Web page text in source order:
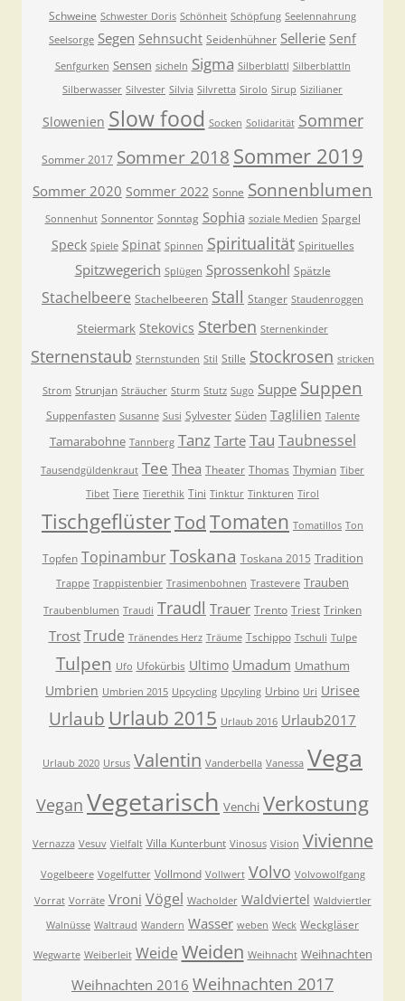
Schweine Schwester Doris Schönheit Schöpfung Seelennahrung
Seelsorge Segen Sehnsucht Seidenhühner Sellerie Senf
Senfgurken Sensen sicheln Sigma Silberblattl Silberblattln
Silberwasser Silvester Silvia Silvretta Sirolo Sirup Sizilianer
Slowenien Slow food Socken Solidarität Sommer
Sommer 2017 Sommer 2018 Sommer 2019
Sommer 2020 Sommer 2022 Sonne Sonnenblumen
Sonnenhut Sonnentor Sonntag Sophia soziale Medien Spargel
Speck Spiele Spinat Spinnen Spiritualität Spirituelles
Spitzwegerich Splügen Sprossenkohl Spätzle
Stachelbeere Stachelbeeren Stall Stanger Staudenroggen
Steiermark Stekovics Sterben Sternenkinder
Sternenstaub Sternstunden Stil Stille Stockrosen stricken
Strom Strunjan Sträucher Sturm Stutz Sugo Suppe Suppen
Suppenfasten Susanne Susi Sylvester Süden Taglilien Talente
Tamarabohne Tannberg Tanz Tarte Tau Taubnessel
Tausendgüldenkraut Tee Thea Theater Thomas Thymian Tiber
Tibet Tiere Tierethik Tini Tinktur Tinkturen Tirol
TischgeflüsterTodTomaten Tomatillos Ton
Topfen Topinambur Toskana Toskana 2015 Tradition
Trappe Trappistenbier Trasimenbohnen Trastevere Trauben
Traubenblumen Traudi Traudl Trauer Trento Triest Trinken
Trost Trude Tränendes Herz Träume Tschippo Tschuli Tulpe
Tulpen Ufo Ufokürbis Ultimo Umadum Umathum
Umbrien Umbrien 2015 Upcycling Upcyling Urbino Uri Urisee
Urlaub Urlaub 2015 Urlaub 2016 Urlaub2017
Urlaub 2020 Ursus Valentin Vanderbella Vanessa Vega
Vegan Vegetarisch Venchi Verkostung
Vernazza Vesuv Vielfalt Villa Kunterbunt Vinosus Vision Vivienne
Vogelbeere Vogelfutter Vollmond Vollwert Volvo Volvowolfgang
Vorrat Vorräte Vroni Vögel Wacholder Waldviertel Waldviertler
Walnüsse Waltraud Wandern Wasser weben Weck Weckgläser
Wegwarte Weiberleit Weide Weiden Weihnacht Weihnachten
Weihnachten 2016 Weihnachten 2017